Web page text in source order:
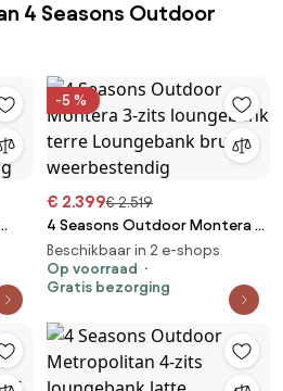
4 Seasons Outdoor
-5 %
€ 2.399€ 2.519
4 Seasons Outdoor Montera 3-
zits loungebank terre
Loungebank bruin
weerbestendig
Beschikbaar in 2 e-shops
Op voorraad
Gratis bezorging